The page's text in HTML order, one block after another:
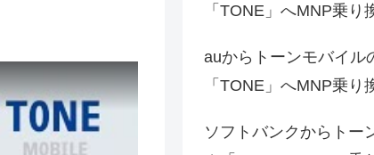
「TONE」へMNP乗り
auからトーンモバイル
「TONE」へMNP乗り
ソフトバンクからトー